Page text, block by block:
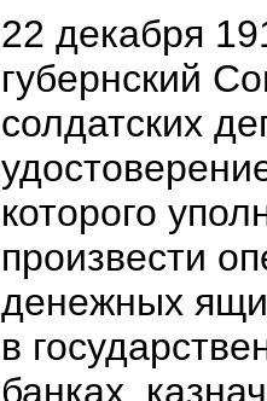
22 декабря
губернский
солдатских
которого
произвести
денежных
в
банках,